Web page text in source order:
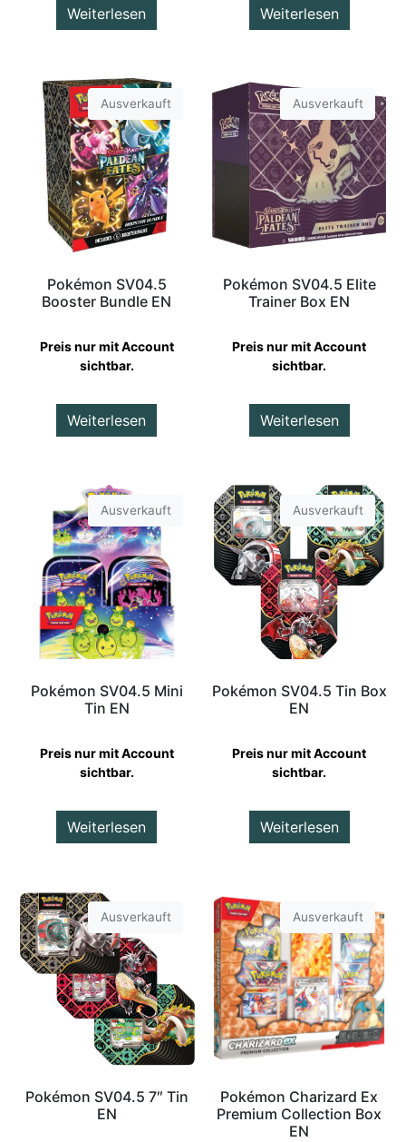
Weiterlesen Weiterlesen
Ausverkauft
Pokémon SV04.5
Booster Bundle EN
Preis nur mit Account
sichtbar.
Weiterlesen
Ausverkauft
Pokémon SV04.5 Elite
Trainer Box EN
Preis nur mit Account
sichtbar.
Weiterlesen
Ausverkauft
Pokémon SV04.5 Mini
Tin EN
Preis nur mit Account
sichtbar.
Weiterlesen
Ausverkauft
Pokémon SV04.5 Tin Box
EN
Preis nur mit Account
sichtbar.
Weiterlesen
Ausverkauft
Pokémon SV04.5 7″ Tin
EN
Ausverkauft
Pokémon Charizard Ex
Premium Collection Box
EN